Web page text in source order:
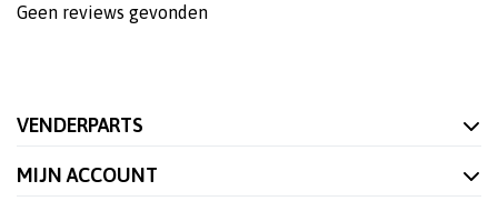
Geen reviews gevonden
VENDERPARTS
MIJN ACCOUNT